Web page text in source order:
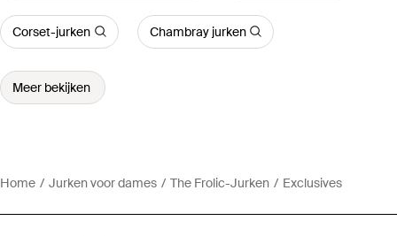
Corset-jurken Chambray jurken
Meer bekijken
Home Jurken voor dames The Frolic-Jurken Exclusives